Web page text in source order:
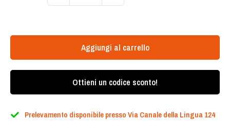
Aggiungi al carrello
Ottieni un codice sconto!
Prelevamento disponibile presso Via Canale della Lingua 124